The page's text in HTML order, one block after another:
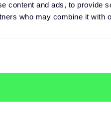
content and ads, to provide
who may combine it with